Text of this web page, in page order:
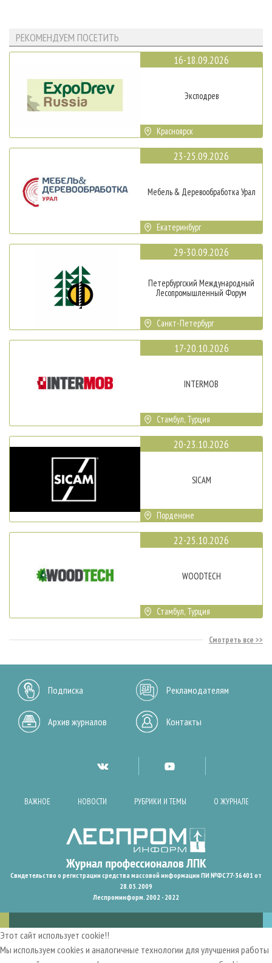
РЕКОМЕНДУЕМ ПОСЕТИТЬ
16-18.09.2026
Эксподрев
Красноярск
23-25.09.2026
Мебель & Деревообработка Урал
Екатеринбург
29-30.09.2026
Петербургский Международный
Лесопромышленный Форум
Санкт-Петербург
17-20.10.2026
INTERMOB
Стамбул, Турция
20-23.10.2026
SICAM
Порденоне
22-25.10.2026
WOODTECH
Стамбул, Турция
Смотреть все
Подписка Рекламодателям
Архив журналов Контакты
ВАЖНОЕ НОВОСТИ РУБРИКИ И ТЕМЫ О ЖУРНАЛЕ
Свидетельство о регистрации средства массовой информации ПИ №ФС77-36401 от
28.05.2009
Леспроминформ. 2002 - 2022
Этот сайт использует cookie!!
Мы используем cookies и аналогичные технологии для улучшения работы